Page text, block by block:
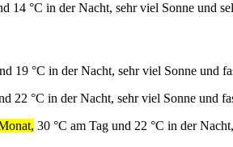
14 °C in der Nacht, sehr viel Sonne und
19 °C in der Nacht, sehr viel Sonne und
22 °C in der Nacht, sehr viel Sonne und
30 °C am Tag und 22 °C in der